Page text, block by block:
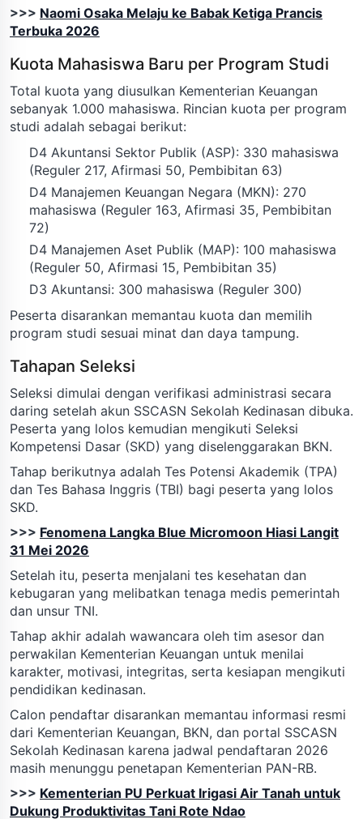
>>> Naomi Osaka Melaju ke Babak Ketiga Prancis
Terbuka 2026
Kuota Mahasiswa Baru per Program Studi
Total kuota yang diusulkan Kementerian Keuangan
sebanyak 1.000 mahasiswa. Rincian kuota per program
studi adalah sebagai berikut:
D4 Akuntansi Sektor Publik (ASP): 330 mahasiswa
(Reguler 217, Afirmasi 50, Pembibitan 63)
D4 Manajemen Keuangan Negara (MKN): 270
mahasiswa (Reguler 163, Afirmasi 35, Pembibitan
72)
D4 Manajemen Aset Publik (MAP): 100 mahasiswa
(Reguler 50, Afirmasi 15, Pembibitan 35)
D3 Akuntansi: 300 mahasiswa (Reguler 300)
Peserta disarankan memantau kuota dan memilih
program studi sesuai minat dan daya tampung.
Tahapan Seleksi
Seleksi dimulai dengan verifikasi administrasi secara
daring setelah akun SSCASN Sekolah Kedinasan dibuka.
Peserta yang lolos kemudian mengikuti Seleksi
Kompetensi Dasar (SKD) yang diselenggarakan BKN.
Tahap berikutnya adalah Tes Potensi Akademik (TPA)
dan Tes Bahasa Inggris (TBI) bagi peserta yang lolos
SKD.
>>> Fenomena Langka Blue Micromoon Hiasi Langit
31 Mei 2026
Setelah itu, peserta menjalani tes kesehatan dan
kebugaran yang melibatkan tenaga medis pemerintah
dan unsur TNI.
Tahap akhir adalah wawancara oleh tim asesor dan
perwakilan Kementerian Keuangan untuk menilai
karakter, motivasi, integritas, serta kesiapan mengikuti
pendidikan kedinasan.
Calon pendaftar disarankan memantau informasi resmi
dari Kementerian Keuangan, BKN, dan portal SSCASN
Sekolah Kedinasan karena jadwal pendaftaran 2026
masih menunggu penetapan Kementerian PAN-RB.
>>> Kementerian PU Perkuat Irigasi Air Tanah untuk
Dukung Produktivitas Tani Rote Ndao